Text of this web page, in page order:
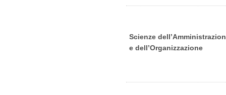
Scienze
e dell’Organizzazione